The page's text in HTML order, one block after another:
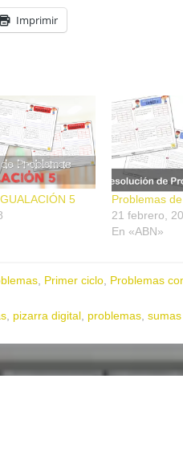
Imprimir
5
Problemas
21 febrero,
En «ABN»
Primer ciclo Problemas
pizarra digital problemas sumas